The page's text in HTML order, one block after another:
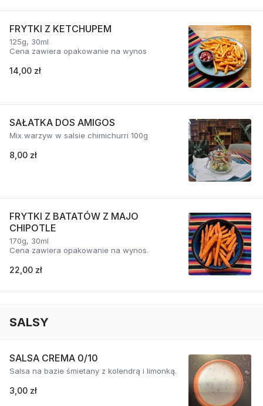
FRYTKI Z KETCHUPEM
125g, 30ml
Cena zawiera opakowanie na wynos
14,00 zł
SAŁATKA DOS AMIGOS
Mix warzyw w salsie chimichurri 100g
8,00 zł
FRYTKI Z BATATÓW Z MAJO
CHIPOTLE
170g, 30ml
Cena zawiera opakowanie na wynos.
22,00 zł
SALSY
SALSA CREMA 0/10
Salsa na bazie śmietany z kolendrą i limonką.
3,00 zł